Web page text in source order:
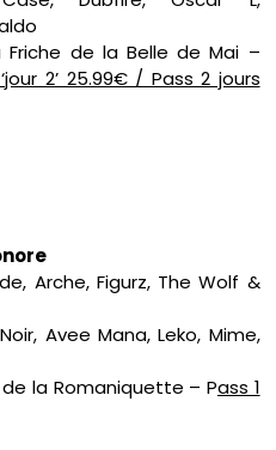
de la Belle de Mai –
2’ 25.99€ / Pass 2 jours
Arche, Figurz, The Wolf &
Avee Mana, Leko, Mime,
la Romaniquette – Pass 1